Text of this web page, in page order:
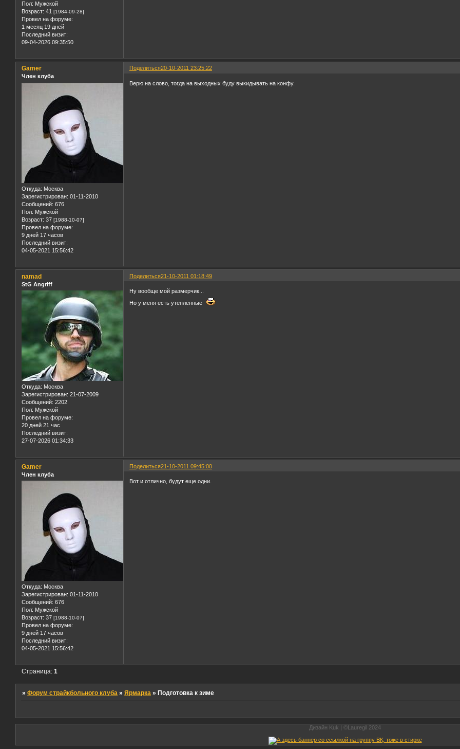
Пол: Мужской
Возраст: 41 [1984-09-28]
Провел на форуме:
1 месяц 19 дней
Последний визит:
09-04-2026 09:35:50
Поделиться20-10-2011 23:25:22
Gamer
Член клуба
Откуда: Москва
Зарегистрирован: 01-11-2010
Сообщений: 676
Пол: Мужской
Возраст: 37 [1988-10-07]
Провел на форуме:
9 дней 17 часов
Последний визит:
04-05-2021 15:56:42
Верю на слово, тогда на выходных буду выкидывать на конфу.
Поделиться21-10-2011 01:18:49
namad
StG Angriff
Откуда: Москва
Зарегистрирован: 21-07-2009
Сообщений: 2202
Пол: Мужской
Провел на форуме:
20 дней 21 час
Последний визит:
27-07-2026 01:34:33
Ну вообще мой размерчик...
Но у меня есть утеплённые
Поделиться21-10-2011 09:45:00
Gamer
Член клуба
Откуда: Москва
Зарегистрирован: 01-11-2010
Сообщений: 676
Пол: Мужской
Возраст: 37 [1988-10-07]
Провел на форуме:
9 дней 17 часов
Последний визит:
04-05-2021 15:56:42
Вот и отлично, будут еще одни.
Страница:1
»Форум страйкбольного клуба »Ярмарка »Подготовка к зиме
Дизайн Kuk | ©Lauregil 2024